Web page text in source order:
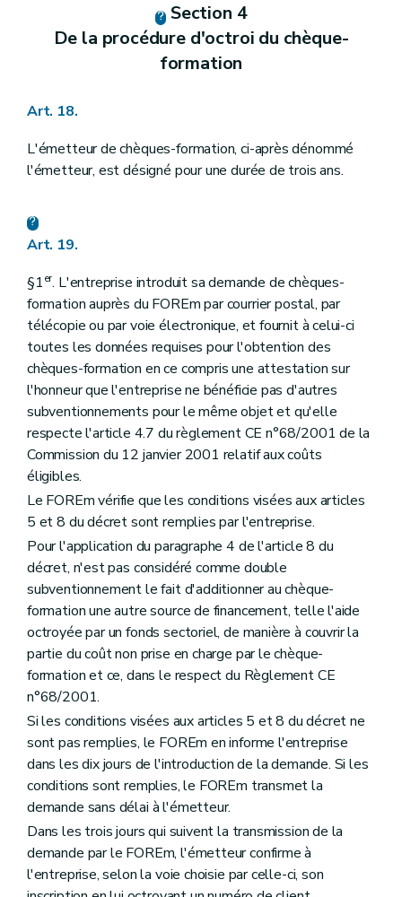
Section 4
De la procédure d'octroi du chèque-
formation
Art. 18.
L'émetteur de chèques-formation, ci-après dénommé
l'émetteur, est désigné pour une durée de trois ans.
Art. 19.
§1er. L'entreprise introduit sa demande de chèques-
formation auprès du FOREm par courrier postal, par
télécopie ou par voie électronique, et fournit à celui-ci
toutes les données requises pour l'obtention des
chèques-formation en ce compris une attestation sur
l'honneur que l'entreprise ne bénéficie pas d'autres
subventionnements pour le même objet et qu'elle
respecte l'article 4.7 du règlement CE n°68/2001 de la
Commission du 12 janvier 2001 relatif aux coûts
éligibles.
Le FOREm vérifie que les conditions visées aux articles
5 et 8 du décret sont remplies par l'entreprise.
Pour l'application du paragraphe 4 de l'article 8 du
décret, n'est pas considéré comme double
subventionnement le fait d'additionner au chèque-
formation une autre source de financement, telle l'aide
octroyée par un fonds sectoriel, de manière à couvrir la
partie du coût non prise en charge par le chèque-
formation et ce, dans le respect du Règlement CE
n°68/2001.
Si les conditions visées aux articles 5 et 8 du décret ne
sont pas remplies, le FOREm en informe l'entreprise
dans les dix jours de l'introduction de la demande. Si les
conditions sont remplies, le FOREm transmet la
demande sans délai à l'émetteur.
Dans les trois jours qui suivent la transmission de la
demande par le FOREm, l'émetteur confirme à
l'entreprise, selon la voie choisie par celle-ci, son